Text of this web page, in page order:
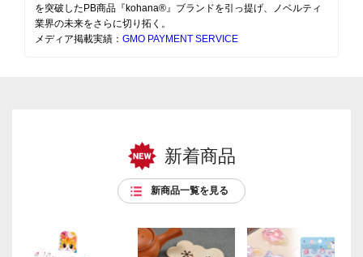
を突破したPB商品『kohana®』ブランドを引っ提げ、ノベルティ
業界の未来をさらに切り拓く。
メディア掲載実績： GMO PAYMENT SERVICE
新着商品
新商品一覧を見る